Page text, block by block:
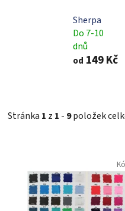
Sherpa
Do 7-10
dnů
od 149 Kč
Stránka 1 z 1 - 9položek